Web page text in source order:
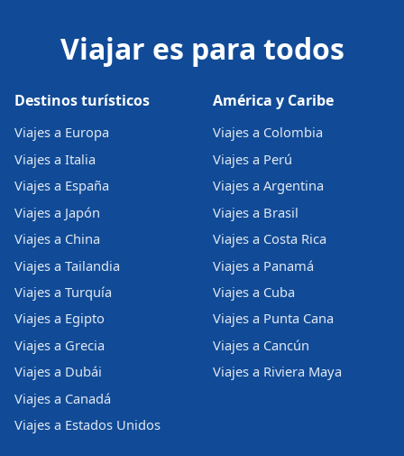
Viajar es para todos
Destinos turísticos
Viajes a Europa
Viajes a Italia
Viajes a España
Viajes a Japón
Viajes a China
Viajes a Tailandia
Viajes a Turquía
Viajes a Egipto
Viajes a Grecia
Viajes a Dubái
Viajes a Canadá
Viajes a Estados Unidos
América y Caribe
Viajes a Colombia
Viajes a Perú
Viajes a Argentina
Viajes a Brasil
Viajes a Costa Rica
Viajes a Panamá
Viajes a Cuba
Viajes a Punta Cana
Viajes a Cancún
Viajes a Riviera Maya